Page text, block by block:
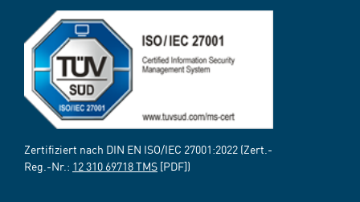
Zertifiziert nach DIN EN ISO/IEC 27001:2022 (Zert.-
Reg.-Nr.: 12 310 69718 TMS [PDF])